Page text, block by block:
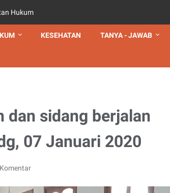
Hukum
KESEHATAN TANYA - JAWAB
dan sidang berjalan
07 Januari 2020